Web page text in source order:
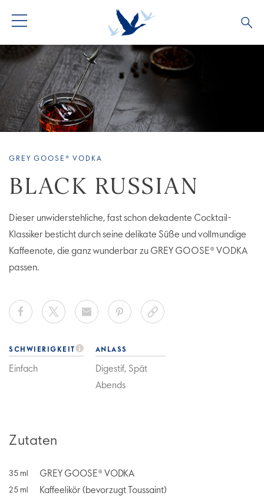
ALLE COCKTAILS
COCKTAIL COLLECTIONS
GREY GOOSE® VODKA
BLACK RUSSIAN
Dieser unwiderstehliche, fast schon dekadente Cocktail-
Klassiker besticht durch seine delikate Süße und vollmundige
Kaffeenote, die ganz wunderbar zu GREY GOOSE® VODKA
passen.
SCHWIERIGKEIT
Einfach
ANLASS
Digestif, Spät
Abends
Zutaten
35 ml GREY GOOSE® VODKA
25 ml Kaffeelikör (bevorzugt Toussaint)